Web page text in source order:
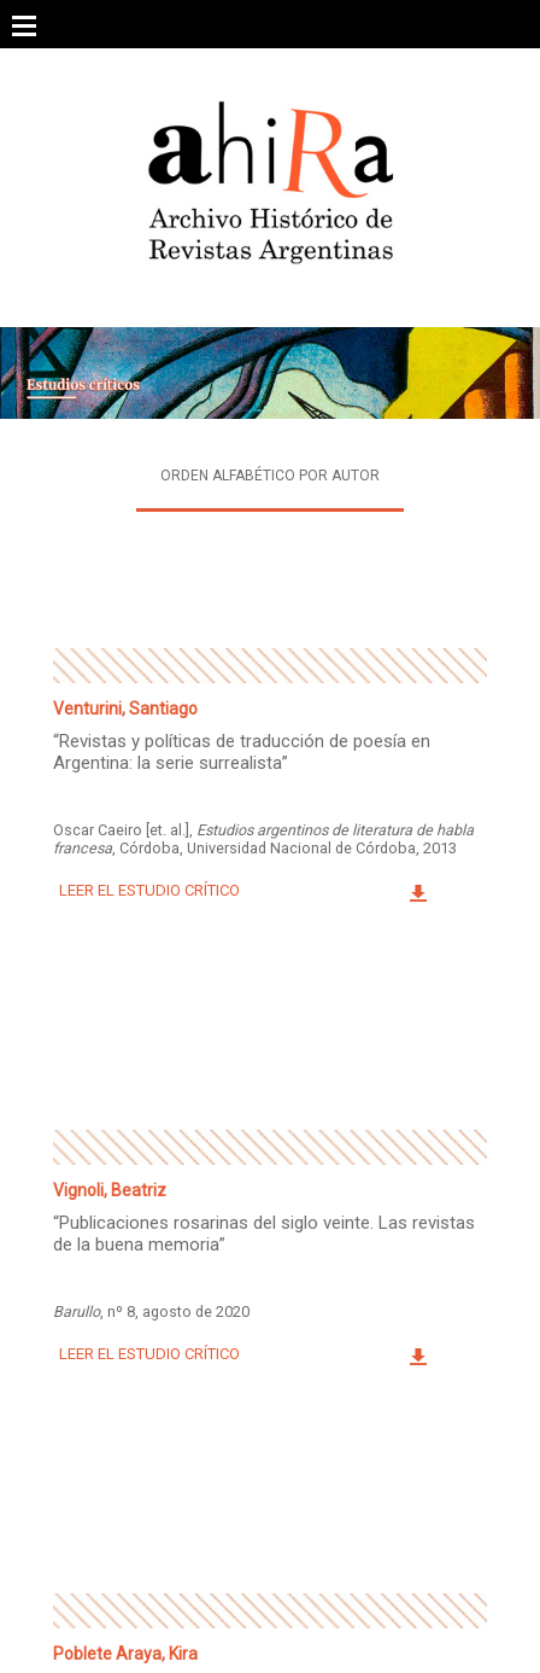
content
ARCHIVO DE REVISTAS
ESTUDIOS CRÍTICOS
INTEGRANTES
ORDEN ALFABÉTICO POR AUTOR
Venturini, Santiago
“Revistas y políticas de traducción de poesía en
Argentina: la serie surrealista”
Oscar Caeiro [et. al.], Estudios argentinos de literatura de habla
francesa, Córdoba, Universidad Nacional de Córdoba, 2013
LEER EL ESTUDIO CRÍTICO
Vignoli, Beatriz
“Publicaciones rosarinas del siglo veinte. Las revistas
de la buena memoria”
Barullo, nº 8, agosto de 2020
LEER EL ESTUDIO CRÍTICO
Poblete Araya, Kira